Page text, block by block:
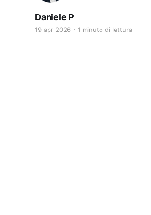
Daniele P
19 apr 2026 1 minuto di lettura